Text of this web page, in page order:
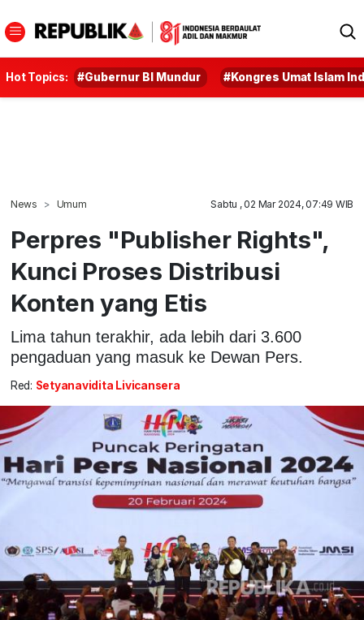
Hot Topics: #Gubernur BI Mundur #Kongres Umat Islam
News Umum Sabtu , 02 Mar 2024, 07:49 WIB
Perpres "Publisher Rights",
Kunci Proses Distribusi
Konten yang Etis
Lima tahun terakhir, ada lebih dari 3.600
pengaduan yang masuk ke Dewan Pers.
Red: Setyanavidita Livicansera